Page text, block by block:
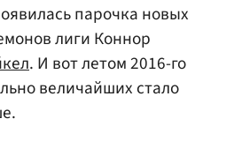
парочка новых
лиги Коннор
. И вот летом 2016-го
величайших стало